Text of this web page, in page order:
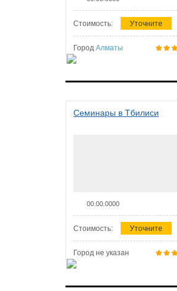
Стоимость: Уточните
Город Алматы
Семинары в Тбилиси
00.00.0000
Стоимость: Уточните
Город не указан